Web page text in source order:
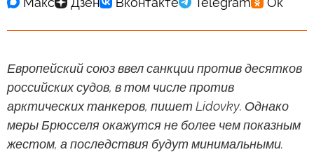
Европейский союз ввел санкции против десятков
российских судов, в том числе против
арктических танкеров, пишет Lidovky. Однако
меры Брюсселя окажутся не более чем показным
жестом, а последствия будут минимальными.